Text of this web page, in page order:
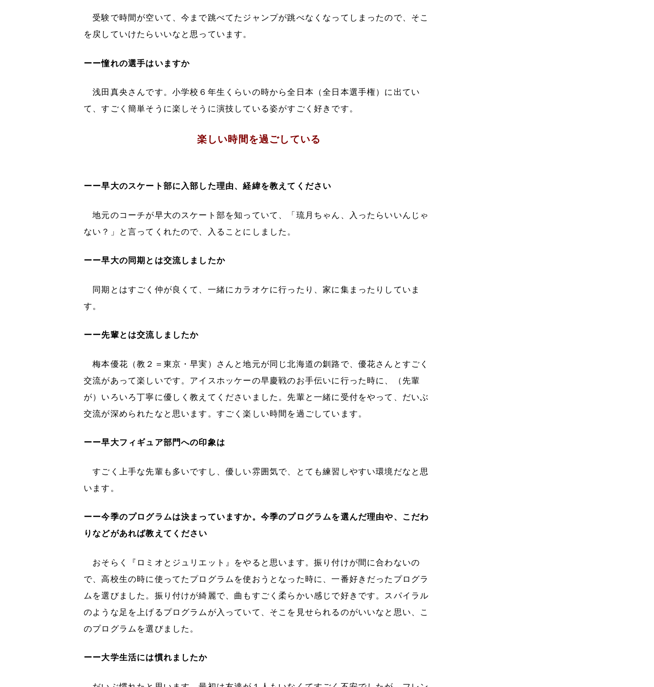
受験で時間が空いて、今まで跳べてたジャンプが跳べなくなってしまったので、そこ
を戻していけたらいいなと思っています。
ーー憧れの選手はいますか
浅田真央さんです。小学校６年生くらいの時から全日本（全日本選手権）に出てい
て、すごく簡単そうに楽しそうに演技している姿がすごく好きです。
楽しい時間を過ごしている
ーー早大のスケート部に入部した理由、経緯を教えてください
地元のコーチが早大のスケート部を知っていて、「琉月ちゃん、入ったらいいんじゃ
ない？」と言ってくれたので、入ることにしました。
ーー早大の同期とは交流しましたか
同期とはすごく仲が良くて、一緒にカラオケに行ったり、家に集まったりしていま
す。
ーー先輩とは交流しましたか
梅本優花（教２＝東京・早実）さんと地元が同じ北海道の釧路で、優花さんとすごく
交流があって楽しいです。アイスホッケーの早慶戦のお手伝いに行った時に、（先輩
が）いろいろ丁寧に優しく教えてくださいました。先輩と一緒に受付をやって、だいぶ
交流が深められたなと思います。すごく楽しい時間を過ごしています。
ーー早大フィギュア部門への印象は
すごく上手な先輩も多いですし、優しい雰囲気で、とても練習しやすい環境だなと思
います。
ーー今季のプログラムは決まっていますか。今季のプログラムを選んだ理由や、こだわ
りなどがあれば教えてください
おそらく『ロミオとジュリエット』をやると思います。振り付けが間に合わないの
で、高校生の時に使ってたプログラムを使おうとなった時に、一番好きだったプログラ
ムを選びました。振り付けが綺麗で、曲もすごく柔らかい感じで好きです。スパイラル
のような足を上げるプログラムが入っていて、そこを見せられるのがいいなと思い、こ
のプログラムを選びました。
ーー大学生活には慣れましたか